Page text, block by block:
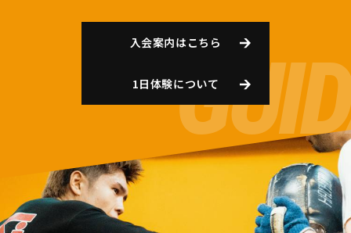
入会案内はこちら
1日体験について